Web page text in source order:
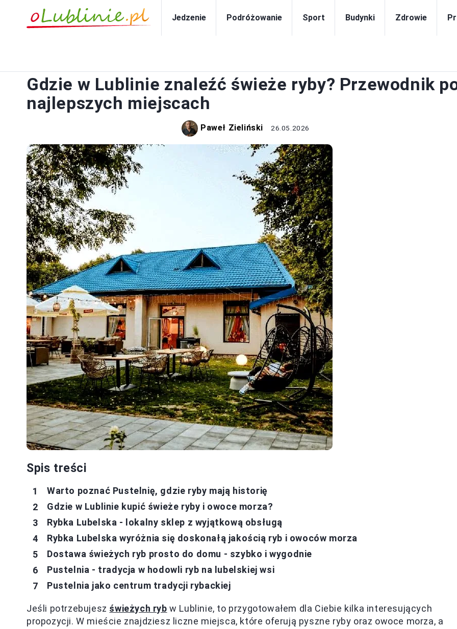
Jedzenie Podróżowanie Sport Budynki Zdrowie
Gdzie w Lublinie znaleźć świeże ryby? Przewodnik
najlepszych miejscach
Paweł Zieliński 26.05.2026
Spis treści
Warto poznać Pustelnię, gdzie ryby mają historię
Gdzie w Lublinie kupić świeże ryby i owoce morza?
Rybka Lubelska - lokalny sklep z wyjątkową obsługą
Rybka Lubelska wyróżnia się doskonałą jakością ryb i owoców morza
Dostawa świeżych ryb prosto do domu - szybko i wygodnie
Pustelnia - tradycja w hodowli ryb na lubelskiej wsi
Pustelnia jako centrum tradycji rybackiej
Jeśli potrzebujesz świeżych ryb w Lublinie, to przygotowałem dla Ciebie kilka interesujących
propozycji. W mieście znajdziesz liczne miejsca, które oferują pyszne ryby oraz owoce morza, a